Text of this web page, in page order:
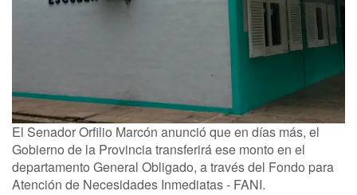
El Senador Orfilio Marcón anunció que en días más, el
Gobierno de la Provincia transferirá ese monto en el
departamento General Obligado, a través del Fondo para
Atención de Necesidades Inmediatas - FANI.